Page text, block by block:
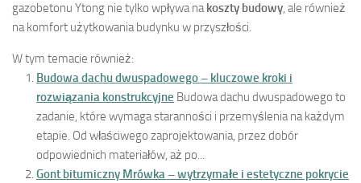
gazobetonu Ytong nie tylko wpływa nakoszty budowy, ale również
na komfort użytkowania budynku w przyszłości.
W tym temacie również:
Budowa dachu dwuspadowego – kluczowe kroki i
rozwiązania konstrukcyjne Budowa dachu dwuspadowego to
zadanie, które wymaga staranności i przemyślenia na każdym
etapie. Od właściwego zaprojektowania, przez dobór
odpowiednich materiałów, aż po...
Gont bitumiczny Mrówka – wytrzymałe i estetyczne pokrycie